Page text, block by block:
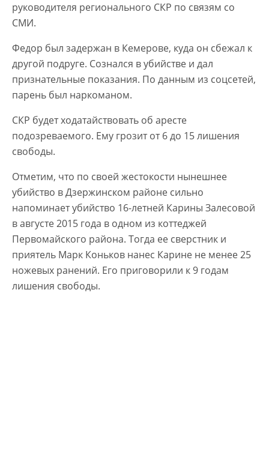
руководителя регионального СКР по связям со
СМИ.
Федор был задержан в Кемерове, куда он сбежал к
другой подруге. Сознался в убийстве и дал
признательные показания. По данным из соцсетей,
парень был наркоманом.
СКР будет ходатайствовать об аресте
подозреваемого. Ему грозит от 6 до 15 лишения
свободы.
Отметим, что по своей жестокости нынешнее
убийство в Дзержинском районе сильно
напоминает убийство 16-летней Карины Залесовой
в августе 2015 года в одном из коттеджей
Первомайского района. Тогда ее сверстник и
приятель Марк Коньков нанес Карине не менее 25
ножевых ранений. Его приговорили к 9 годам
лишения свободы.